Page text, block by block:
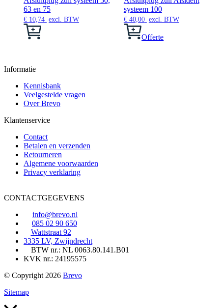
kan
gekozen
worden
op
op
de
productpagina
63 en 75
€ 10,74 excl. BTW
Dit
kan
gekozen
worden
op
de
productpagina
systeem 100
€40,00 excl. BTW
Offerte
Informatie
Kennisbank
Veelgestelde vragen
Over Brevo
Klantenservice
Contact
Betalen en verzenden
Retourneren
Algemene voorwaarden
Privacy verklaring
CONTACTGEGEVENS
info@brevo.nl
085 02 90 650
Wattstraat 92
3335 LV, Zwijndrecht
BTW nr.: NL 0063.80.141.B01
KVK nr.: 24195575
© Copyright 2026 Brevo
Sitemap